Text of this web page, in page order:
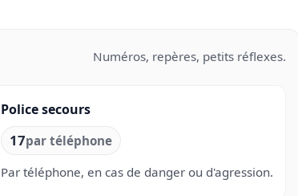
Numéros, repères, petits réflexes.
Police secours
17par téléphone
Par téléphone, en cas de danger ou d'agression.